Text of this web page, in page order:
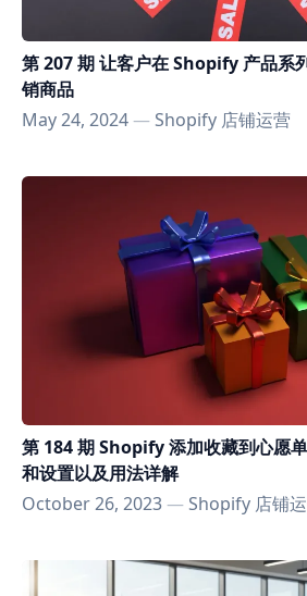
第 207 期 让客户在 Shopify 产品系
销商品
May 24, 2024—Shopify 店铺运营
第 184 期 Shopify 添加收藏到心愿
和设置以及用法详解
October 26, 2023—Shopify 店铺